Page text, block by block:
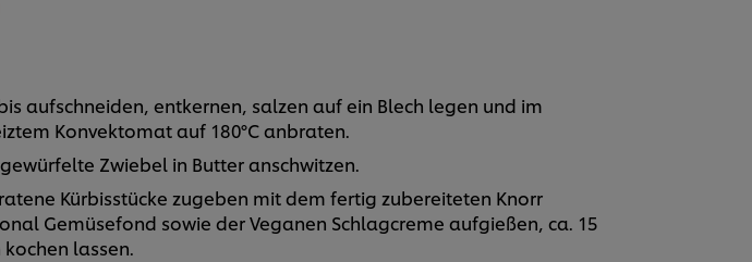
aufschneiden, entkernen, salzen auf ein Blech legen und im
Konvektomat auf 180°C anbraten.
Zwiebel in Butter anschwitzen.
Kürbisstücke zugeben mit dem fertig zubereiteten Knorr
Gemüsefond sowie der Veganen Schlagcreme aufgießen, ca. 15
lassen.